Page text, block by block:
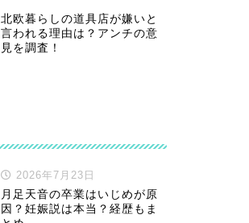
北欧暮らしの道具店が嫌いと
言われる理由は？アンチの意
見を調査！
2026年7月23日
月足天音の卒業はいじめが原
因？妊娠説は本当？経歴もま